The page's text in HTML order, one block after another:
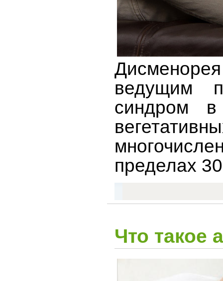
ведущим
синдром в
пределах
Что такое